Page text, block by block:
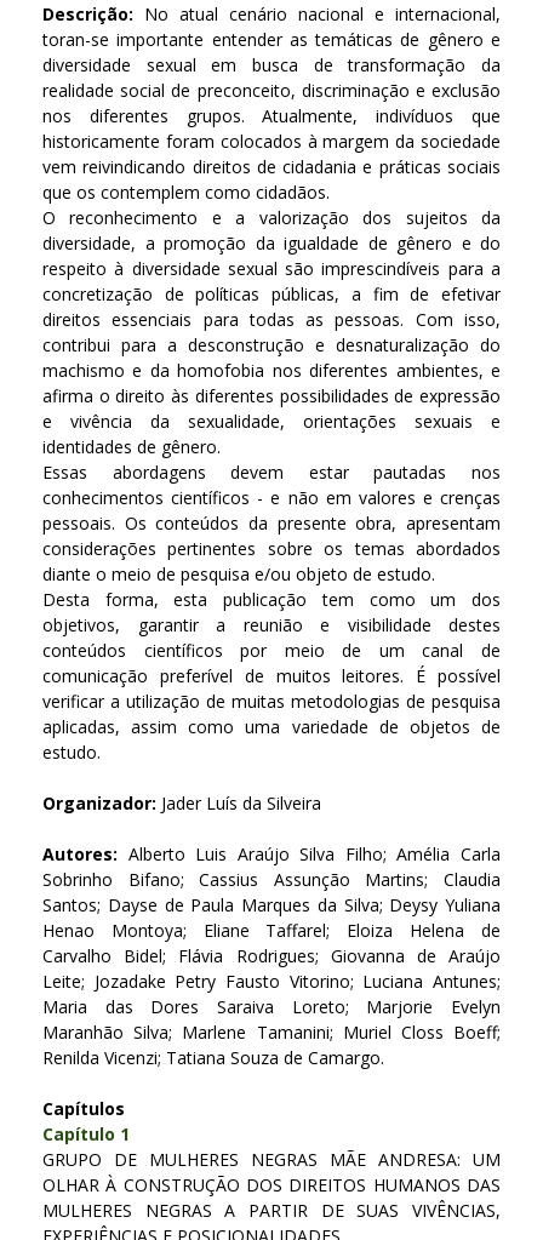
Descrição: No atual cenário nacional e internacional,
toran-se importante entender as temáticas de gênero e
diversidade sexual em busca de transformação da
realidade social de preconceito, discriminação e exclusão
nos diferentes grupos. Atualmente, indivíduos que
historicamente foram colocados à margem da sociedade
vem reivindicando direitos de cidadania e práticas sociais
que os contemplem como cidadãos.
O reconhecimento e a valorização dos sujeitos da
diversidade, a promoção da igualdade de gênero e do
respeito à diversidade sexual são imprescindíveis para a
concretização de políticas públicas, a fim de efetivar
direitos essenciais para todas as pessoas. Com isso,
contribui para a desconstrução e desnaturalização do
machismo e da homofobia nos diferentes ambientes, e
afirma o direito às diferentes possibilidades de expressão
e vivência da sexualidade, orientações sexuais e
identidades de gênero.
Essas abordagens devem estar pautadas nos
conhecimentos científicos - e não em valores e crenças
pessoais. Os conteúdos da presente obra, apresentam
considerações pertinentes sobre os temas abordados
diante o meio de pesquisa e/ou objeto de estudo.
Desta forma, esta publicação tem como um dos
objetivos, garantir a reunião e visibilidade destes
conteúdos científicos por meio de um canal de
comunicação preferível de muitos leitores. É possível
verificar a utilização de muitas metodologias de pesquisa
aplicadas, assim como uma variedade de objetos de
estudo.
Organizador: Jader Luís da Silveira
Autores: Alberto Luis Araújo Silva Filho; Amélia Carla
Sobrinho Bifano; Cassius Assunção Martins; Claudia
Santos; Dayse de Paula Marques da Silva; Deysy Yuliana
Henao Montoya; Eliane Taffarel; Eloiza Helena de
Carvalho Bidel; Flávia Rodrigues; Giovanna de Araújo
Leite; Jozadake Petry Fausto Vitorino; Luciana Antunes;
Maria das Dores Saraiva Loreto; Marjorie Evelyn
Maranhão Silva; Marlene Tamanini; Muriel Closs Boeff;
Renilda Vicenzi; Tatiana Souza de Camargo.
Capítulos
Capítulo 1
GRUPO DE MULHERES NEGRAS MÃE ANDRESA: UM
OLHAR À CONSTRUÇÃO DOS DIREITOS HUMANOS DAS
MULHERES NEGRAS A PARTIR DE SUAS VIVÊNCIAS,
EXPERIÊNCIAS E POSICIONALIDADES